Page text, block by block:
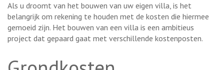
Als u droomt van het bouwen van uw eigen villa, is het
belangrijk om rekening te houden met de kosten die hiermee
gemoeid zijn. Het bouwen van een villa is een ambitieus
project dat gepaard gaat met verschillende kostenposten.